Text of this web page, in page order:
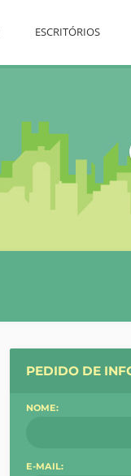
ESCRITÓRIOS
PEDIDO DE
NOME:
E-MAIL: